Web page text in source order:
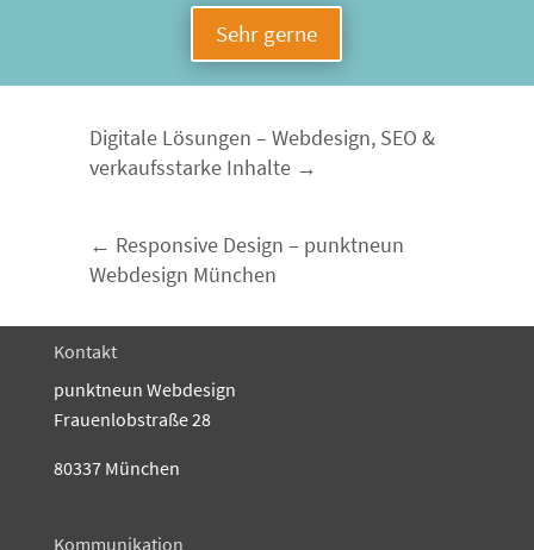
Sehr gerne
Digitale Lösungen – Webdesign, SEO &
verkaufsstarke Inhalte
Responsive Design – punktneun
Webdesign München
Kontakt
punktneun Webdesign
Frauenlobstraße 28
80337 München
Kommunikation